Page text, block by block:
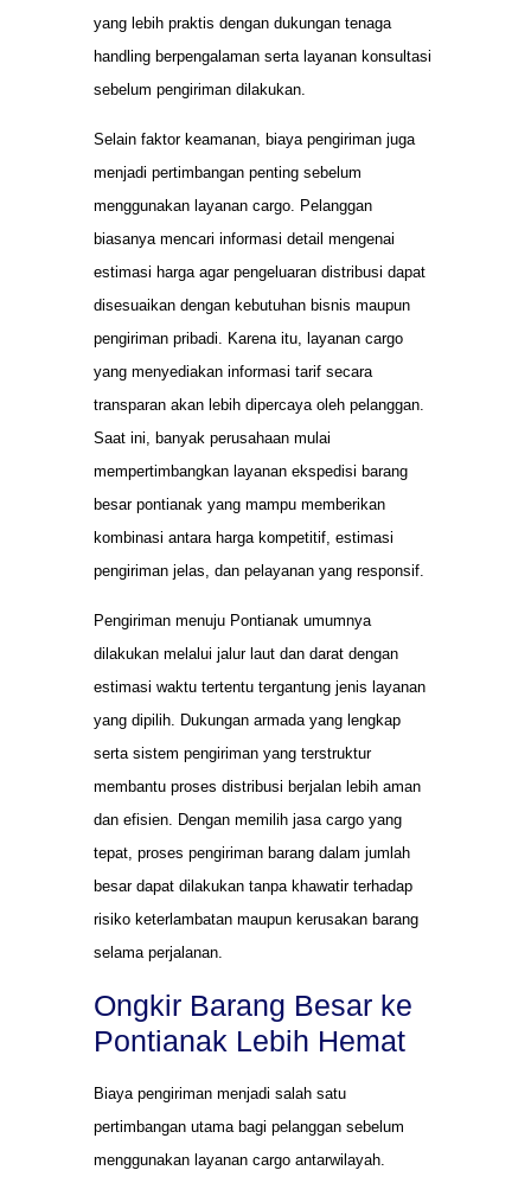
yang lebih praktis dengan dukungan tenaga
handling berpengalaman serta layanan konsultasi
sebelum pengiriman dilakukan.
Selain faktor keamanan, biaya pengiriman juga
menjadi pertimbangan penting sebelum
menggunakan layanan cargo. Pelanggan
biasanya mencari informasi detail mengenai
estimasi harga agar pengeluaran distribusi dapat
disesuaikan dengan kebutuhan bisnis maupun
pengiriman pribadi. Karena itu, layanan cargo
yang menyediakan informasi tarif secara
transparan akan lebih dipercaya oleh pelanggan.
Saat ini, banyak perusahaan mulai
mempertimbangkan layanan ekspedisi barang
besar pontianak yang mampu memberikan
kombinasi antara harga kompetitif, estimasi
pengiriman jelas, dan pelayanan yang responsif.
Pengiriman menuju Pontianak umumnya
dilakukan melalui jalur laut dan darat dengan
estimasi waktu tertentu tergantung jenis layanan
yang dipilih. Dukungan armada yang lengkap
serta sistem pengiriman yang terstruktur
membantu proses distribusi berjalan lebih aman
dan efisien. Dengan memilih jasa cargo yang
tepat, proses pengiriman barang dalam jumlah
besar dapat dilakukan tanpa khawatir terhadap
risiko keterlambatan maupun kerusakan barang
selama perjalanan.
Ongkir Barang Besar ke
Pontianak Lebih Hemat
Biaya pengiriman menjadi salah satu
pertimbangan utama bagi pelanggan sebelum
menggunakan layanan cargo antarwilayah.